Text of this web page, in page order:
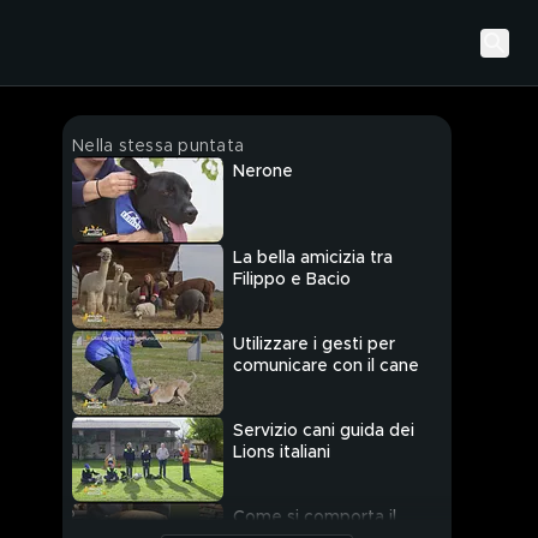
Nella stessa puntata
Nerone
La bella amicizia tra
Filippo e Bacio
Utilizzare i gesti per
comunicare con il cane
Servizio cani guida dei
Lions italiani
Come si comporta il